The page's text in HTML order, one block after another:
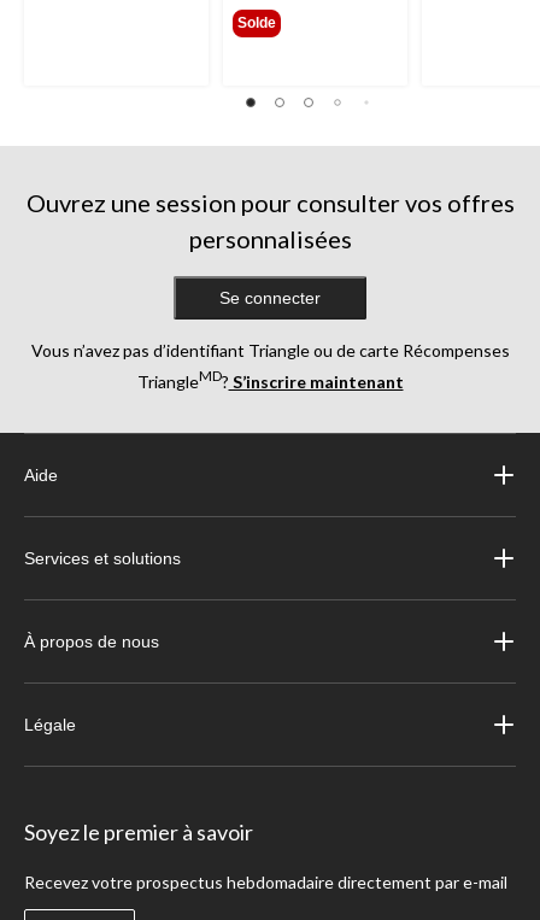
Solde
Ouvrez une session pour consulter vos offres
personnalisées
Se connecter
Vous n’avez pas d’identifiant Triangle ou de carte Récompenses
TriangleMD? S’inscrire maintenant
Aide
Services et solutions
À propos de nous
Légale
Soyez le premier à savoir
Recevez votre prospectus hebdomadaire directement par e-mail